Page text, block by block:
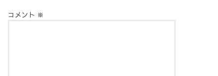
コメント ※